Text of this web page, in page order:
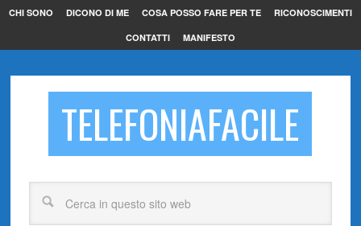
CHI SONO DICONO DI ME COSA POSSO FARE PER TE RICONOSCIMENTI
CONTATTI MANIFESTO
TELEFONIAFACILE